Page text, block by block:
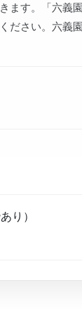
す。「六義
さい。六義
り）